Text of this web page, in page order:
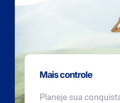
Mais controle
Planeje sua